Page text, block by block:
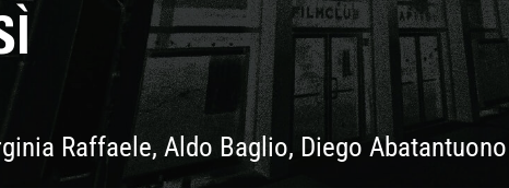
Raffaele, Aldo Baglio, Diego Abatantuono